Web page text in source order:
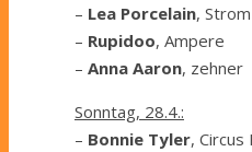
– Lea Porcelain, Strom
– Rupidoo, Ampere
– Anna Aaron, zehner
Sonntag, 28.4.:
– Bonnie Tyler, Circus